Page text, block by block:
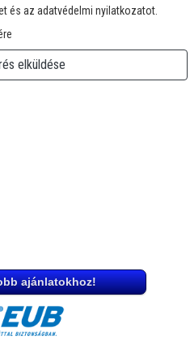
és az adatvédelmi nyilatkozatot.
elküldése
ajánlatokhoz!